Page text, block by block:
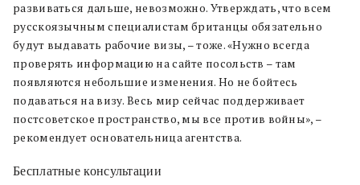
развиваться дальше, невозможно. Утверждать, что всем
русскоязычным специалистам британцы обязательно
будут выдавать рабочие визы, – тоже. «Нужно всегда
проверять информацию на сайте посольств – там
появляются небольшие изменения. Но не бойтесь
подаваться на визу. Весь мир сейчас поддерживает
постсоветское пространство, мы все против войны», –
рекомендует основательница агентства.
Бесплатные консультации